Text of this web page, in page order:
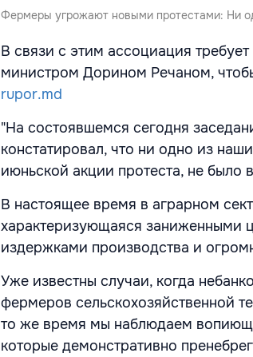
Фермеры угрожают новыми протестами: Ни
В связи с этим ассоциация
министром Дорином Речаном,
rupor.md
"На состоявшемся сегодня
констатировал, что ни одно из
июньской акции протеста, не было
В настоящее время в аграрном
характеризующаяся заниженными
издержками производства и
Уже известны случаи, когда
фермеров сельскохозяйственной
то же время мы наблюдаем
которые демонстративно